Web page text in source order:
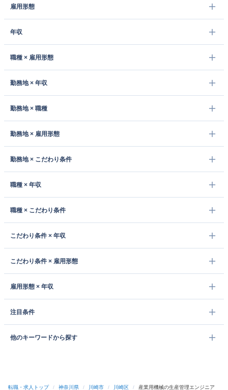
雇用形態
年収
職種 × 雇用形態
勤務地 × 年収
勤務地 × 職種
勤務地 × 雇用形態
勤務地 × こだわり条件
職種 × 年収
職種 × こだわり条件
こだわり条件 × 年収
こだわり条件 × 雇用形態
雇用形態 × 年収
注目条件
他のキーワードから探す
転職・求人トップ / 神奈川県 / 川崎市 / 川崎区 / 産業用機械の生産管理エンジニア